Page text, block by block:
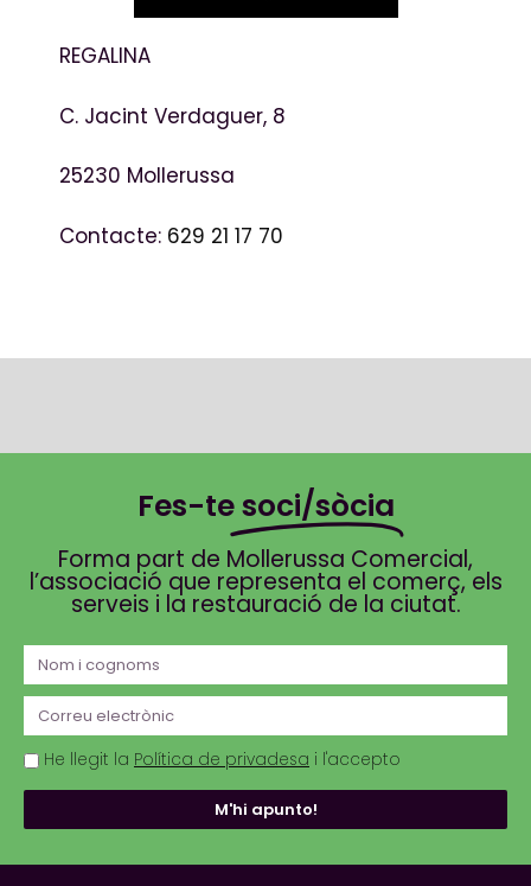
REGALINA
C. Jacint Verdaguer, 8
25230 Mollerussa
Contacte: 629 21 17 70
Fes-tesoci/sòcia
Forma part de Mollerussa Comercial,
l’associació que representa el comerç, els
serveis i la restauració de la ciutat.
He llegit la Política de privadesa i l'accepto
M'hi apunto!